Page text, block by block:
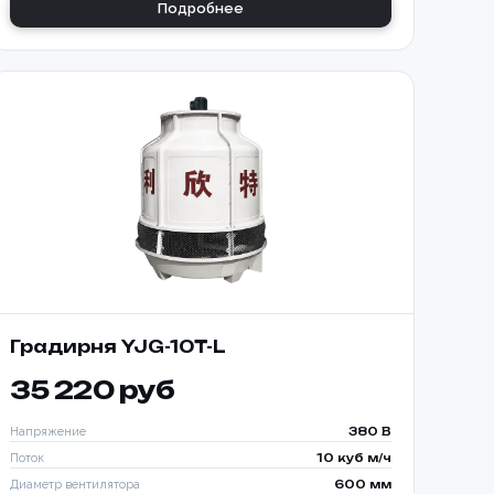
Подробнее
Градирня YJG-10T-L
35 220 руб
Напряжение 380 В
Поток 10 куб м/ч
Диаметр вентилятора 600 мм
С